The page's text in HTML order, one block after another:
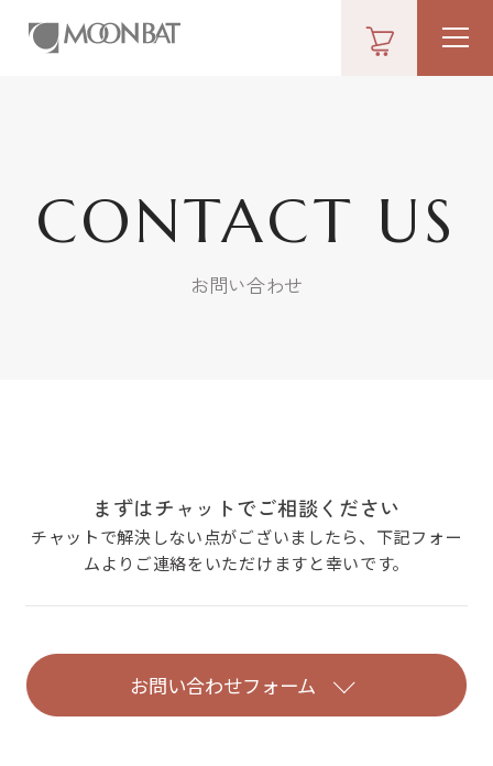
CONTACT US
お問い合わせ
まずはチャットでご相談ください
チャットで解決しない点がございましたら、下記フォー
ムよりご連絡をいただけますと幸いです。
お問い合わせフォーム